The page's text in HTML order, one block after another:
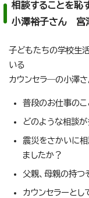
相談することを恥
小澤裕子さん 宮
子どもたちの学校生
いる
カウンセラ―の小澤さ
普段のお仕事のこ
どのような相談
震災をさかいに
ましたか？
父親、母親の持
カウンセラーとし